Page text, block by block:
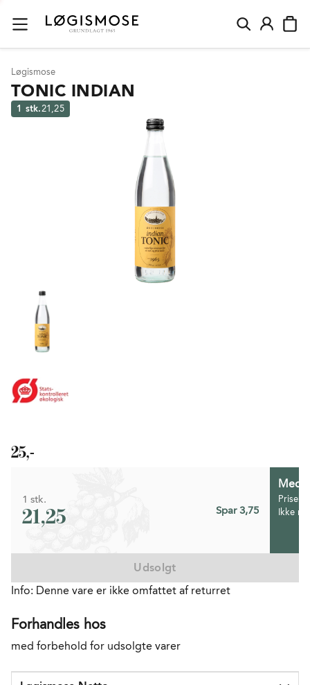
Løgismose
TONIC INDIAN
1 stk.21,25
25,-
1 stk.
21,25 Spar 3,75
Prisen
Ikke
Udsolgt
Info: Denne vare er ikke omfattet af returret
Forhandles hos
med forbehold for udsolgte varer